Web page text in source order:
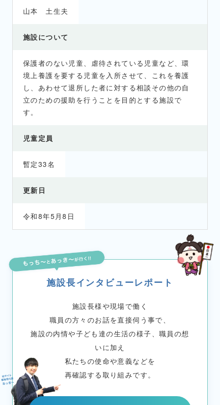
山本 土生夫
施設について
保護者のない児童、虐待されている児童など、環
境上養護を要する児童を入所させて、これを養護
し、あわせて退所した者に対する相談その他の自
立のための援助を行うことを目的とする施設で
す。
児童定員
暫定33名
更新日
令和8年5月8日
施設長インタビューレポート
施設長様や現場で働く
職員の方々のお話を直接伺う事で、
施設の内情や子ども達の生活の様子、職員の想
いに加え
私たちの使命や意義などを
再確認する取り組みです。